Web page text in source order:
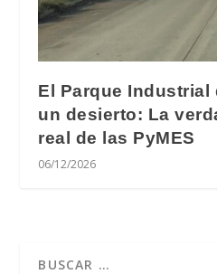
El Parque Industrial
un desierto: La
real de las PyMES
06/12/2026